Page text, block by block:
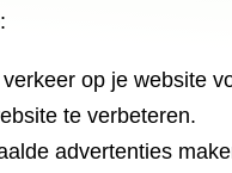
op je website
te verbeteren.
advertenties